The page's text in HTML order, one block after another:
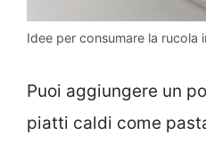
Idee per consumare la rucola
Puoi aggiungere un
piatti caldi come